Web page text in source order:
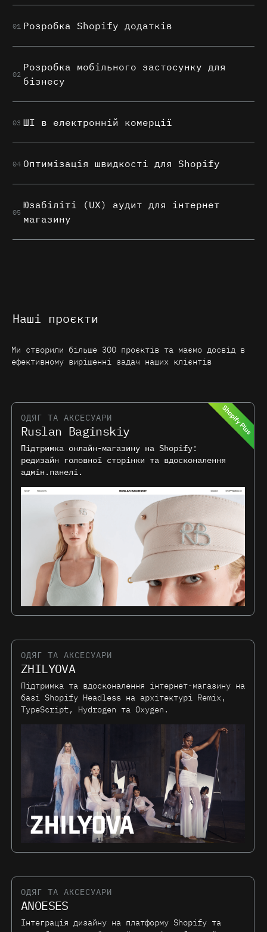
01 Розробка Shopify додатків
02
Розробка мобільного застосунку для
бізнесу
03 ШІ в електронній комерції
04 Оптимізація швидкості для Shopify
05
Юзабіліті (UX) аудит для інтернет
магазину
Наші проєкти
Ми створили більше 300 проєктів та маємо досвід в
ефективному вирішенні задач наших клієнтів
ОДЯГ ТА АКСЕСУАРИ
Ruslan Baginskiy
Підтримка онлайн-магазину на Shopify:
редизайн головної сторінки та вдосконалення
адмін.панелі.
ОДЯГ ТА АКСЕСУАРИ
ZHILYOVA
Підтримка та вдосконалення інтернет-магазину на
базі Shopify Headless на архітектурі Remix,
TypeScript, Hydrogen та Oxygen.
ОДЯГ ТА АКСЕСУАРИ
ANOESES
Інтеграція дизайну на платформу Shopify та